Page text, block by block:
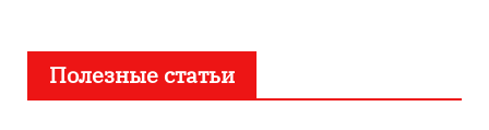
Полезные статьи